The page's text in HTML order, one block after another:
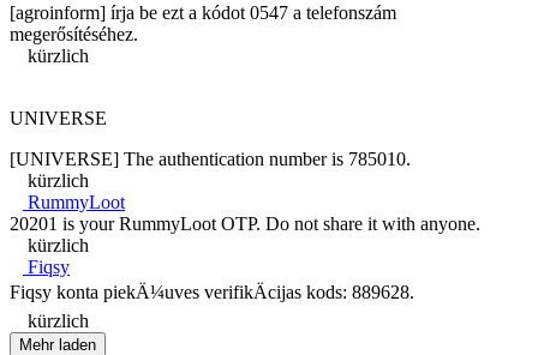
[agroinform] írja be ezt a kódot 0547 a telefonszám
megerősítéséhez.
kürzlich
UNIVERSE
[UNIVERSE] The authentication number is 785010.
kürzlich
RummyLoot
20201 is your RummyLoot OTP. Do not share it with anyone.
kürzlich
Fiqsy
Fiqsy konta piekÄ¼uves verifikÄcijas kods: 889628.
kürzlich
Mehr laden